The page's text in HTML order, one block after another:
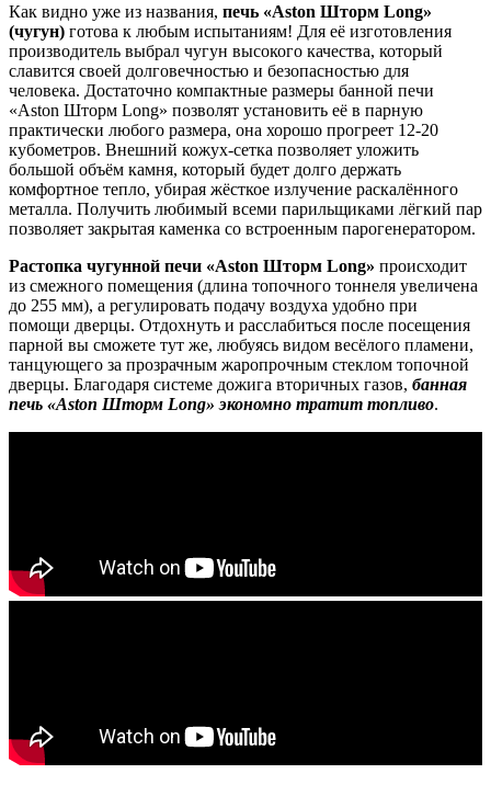
Как видно уже из названия, печь «Aston Шторм Long»
(чугун) готова к любым испытаниям! Для её изготовления
производитель выбрал чугун высокого качества, который
славится своей долговечностью и безопасностью для
человека. Достаточно компактные размеры банной печи
«Aston Шторм Long» позволят установить её в парную
практически любого размера, она хорошо прогреет 12-20
кубометров. Внешний кожух-сетка позволяет уложить
большой объём камня, который будет долго держать
комфортное тепло, убирая жёсткое излучение раскалённого
металла. Получить любимый всеми парильщиками лёгкий пар
позволяет закрытая каменка со встроенным парогенератором.
Растопка чугунной печи «Aston Шторм Long» происходит
из смежного помещения (длина топочного тоннеля увеличена
до 255 мм), а регулировать подачу воздуха удобно при
помощи дверцы. Отдохнуть и расслабиться после посещения
парной вы сможете тут же, любуясь видом весёлого пламени,
танцующего за прозрачным жаропрочным стеклом топочной
дверцы. Благодаря системе дожига вторичных газов, банная
печь «Aston Шторм Long» экономно тратит топливо.